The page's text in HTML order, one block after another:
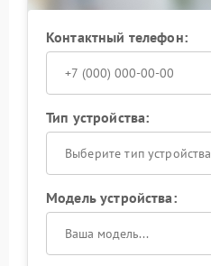
Контактный телефон:
Тип устройства:
Выберите тип устройства
Модель устройства: